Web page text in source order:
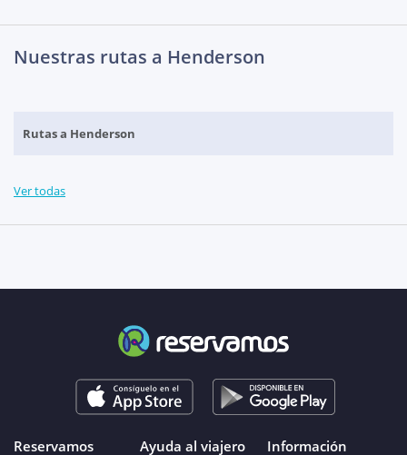
Nuestras rutas a Henderson
Rutas a Henderson
Ver todas
Reservamos Ayuda al viajero
Información